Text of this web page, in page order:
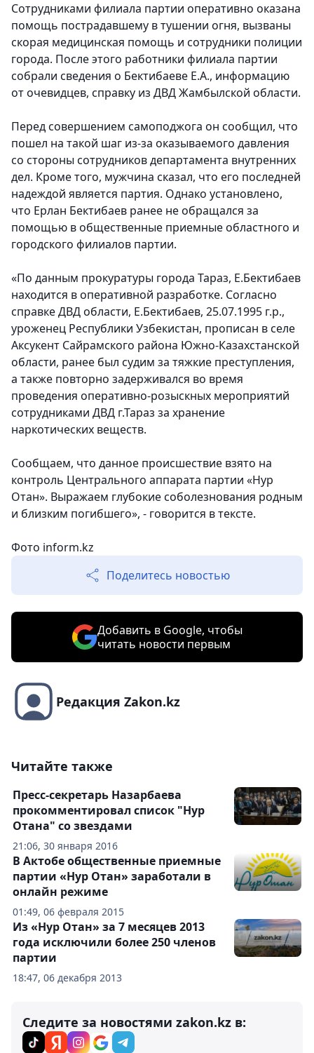
Сотрудниками филиала партии оперативно оказана
помощь пострадавшему в тушении огня, вызваны
скорая медицинская помощь и сотрудники полиции
города. После этого работники филиала партии
собрали сведения о Бектибаеве Е.А., информацию
от очевидцев, справку из ДВД Жамбылской области.
Перед совершением самоподжога он сообщил, что
пошел на такой шаг из-за оказываемого давления
со стороны сотрудников департамента внутренних
дел. Кроме того, мужчина сказал, что его последней
надеждой является партия. Однако установлено,
что Ерлан Бектибаев ранее не обращался за
помощью в общественные приемные областного и
городского филиалов партии.
«По данным прокуратуры города Тараз, Е.Бектибаев
находится в оперативной разработке. Согласно
справке ДВД области, Е.Бектибаев, 25.07.1995 г.р.,
уроженец Республики Узбекистан, прописан в селе
Аксукент Сайрамского района Южно-Казахстанской
области, ранее был судим за тяжкие преступления,
а также повторно задерживался во время
проведения оперативно-розыскных мероприятий
сотрудниками ДВД г.Тараз за хранение
наркотических веществ.
Сообщаем, что данное происшествие взято на
контроль Центрального аппарата партии «Нур
Отан». Выражаем глубокие соболезнования родным
и близким погибшего», - говорится в тексте.
Фото inform.kz
Поделитесь новостью
Добавить в Google, чтобы
читать новости первым
Редакция Zakon.kz
Читайте также
21:06, 30 января 2016
Пресс-секретарь Назарбаева
прокомментировал список "Нур
Отана" со звездами
01:49, 06 февраля 2015
В Актобе общественные приемные
партии «Нур Отан» заработали в
онлайн режиме
18:47, 06 декабря 2013
Из «Нур Отан» за 7 месяцев 2013
года исключили более 250 членов
партии
Следите за новостями zakon.kz в: